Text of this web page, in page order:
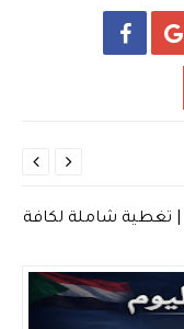
 
أخبار السودان اليوم الثلاثاء 12 مايو 2026 | تغطية شاملة لكافة

